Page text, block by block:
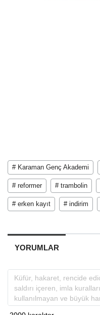
# Karaman Genç Akademi
# reformer # trambolin
# erken kayıt # indirim
YORUMLAR